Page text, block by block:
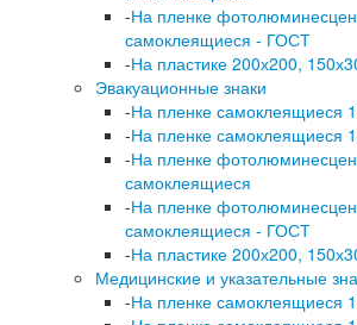
-На пленке
самоклеящиеся - ГОСТ
-На пластике 200х200,
Эвакуационные знаки
-На пленке самоклеящиеся
-На пленке самоклеящиеся
-На пленке
самоклеящиеся
-На пленке
самоклеящиеся - ГОСТ
-На пластике 200х200,
Медицинские и указательные
-На пленке самоклеящиеся